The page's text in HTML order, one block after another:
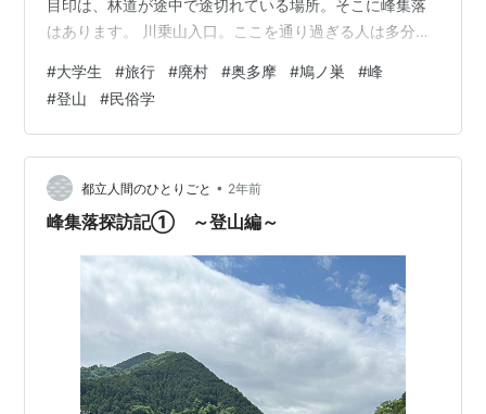
目印は、林道が途中で途切れている場所。そこに峰集落
はあります。 川乗山入口。ここを通り過ぎる人は多分峰
って舗装された林道がどこまでも続きます。 どこまで
も...... あれぇ？ この林道はどこまでも続いちゃいかんも
のでは...？ 前の記事に書いた通り、私は１１年前の
youtubeを参考に計画を立てておりました。 そして、１
１年もあれば風景なんて変わって当然なのです。林道…
#大学生 #旅行 #廃村 #奥多摩 #鳩ノ巣 #峰
#登山 #民俗学
都立人間のひとりごと • 2年前
峰集落探訪記① ～登山編～